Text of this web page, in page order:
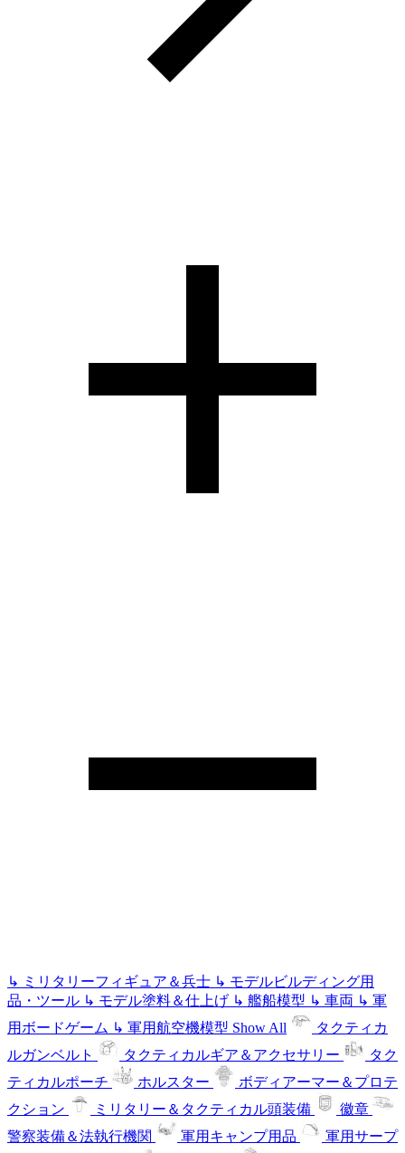
↳ ミリタリーフィギュア＆兵士 ↳ モデルビルディング用
品・ツール ↳ モデル塗料＆仕上げ ↳ 艦船模型 ↳ 車両 ↳ 軍
用ボードゲーム ↳ 軍用航空機模型 Show All
タクティカ
ルガンベルト
タクティカルギア＆アクセサリー
タク
ティカルポーチ
ホルスター
ボディアーマー＆プロテ
クション
ミリタリー＆タクティカル頭装備
徽章
警察装備＆法執行機関
軍用キャンプ用品
軍用サープ